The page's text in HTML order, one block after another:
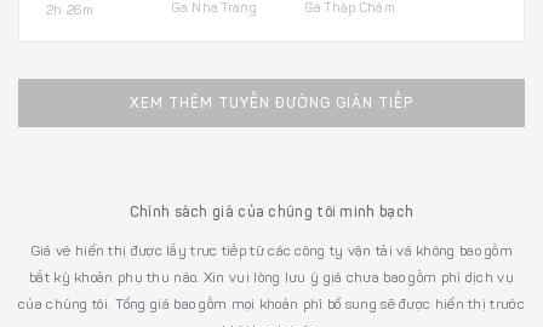
2h 26m Ga Nha Trang Ga Tháp Chàm
XEM THÊM TUYẾN ĐƯỜNG GIÁN TIẾP
Chính sách giá của chúng tôi minh bạch
Giá vé hiển thị được lấy trực tiếp từ các công ty vận tải và không bao gồm
bất kỳ khoản phụ thu nào. Xin vui lòng lưu ý giá chưa bao gồm phí dịch vụ
của chúng tôi. Tổng giá bao gồm mọi khoản phí bổ sung sẽ được hiển thị trước